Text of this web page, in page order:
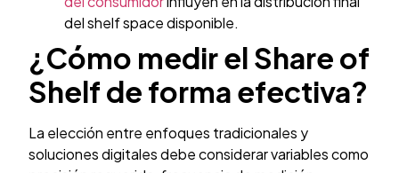
del shelf space disponible.
¿Cómo medir el Share of
Shelf de forma efectiva?
La elección entre enfoques tradicionales y
soluciones digitales debe considerar variables como